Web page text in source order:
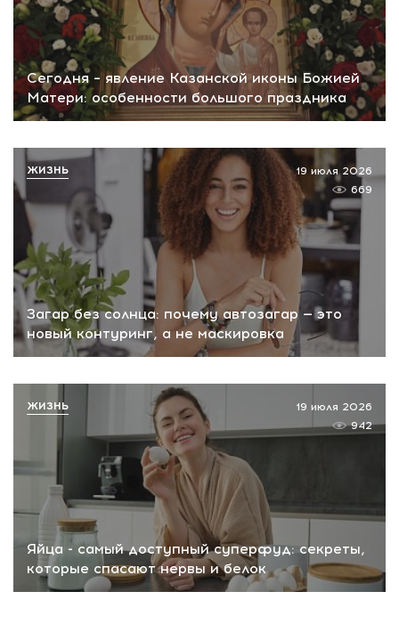
Сегодня – явление Казанской иконы Божией
Матери: особенности большого праздника
Загар без солнца: почему автозагар — это
новый контуринг, а не маскировка
19 июля 2026
669
ЖИЗНЬ
Яйца - самый доступный суперфуд: секреты,
которые спасают нервы и белок
19 июля 2026
942
ЖИЗНЬ